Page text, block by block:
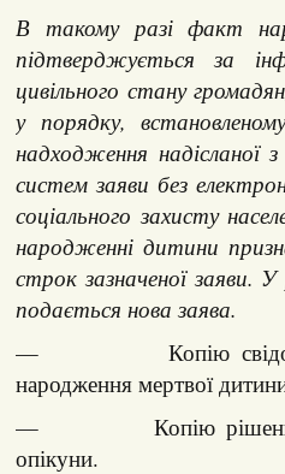
В такому разі факт
підтверджується за
цивільного стану
у порядку,
надходження надісланої
систем заяви без
соціального захисту
народженні дитини
строк зазначеної заяви.
подається нова заява.
— Копію свідоцтва
народження мертвої
— Копію рішення
опікуни.